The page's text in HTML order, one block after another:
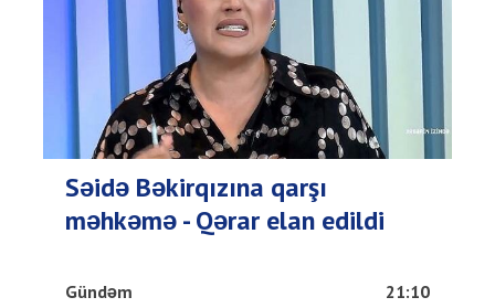
Səidə Bəkirqızına qarşı
məhkəmə - Qərar elan edildi
Gündəm 21:10